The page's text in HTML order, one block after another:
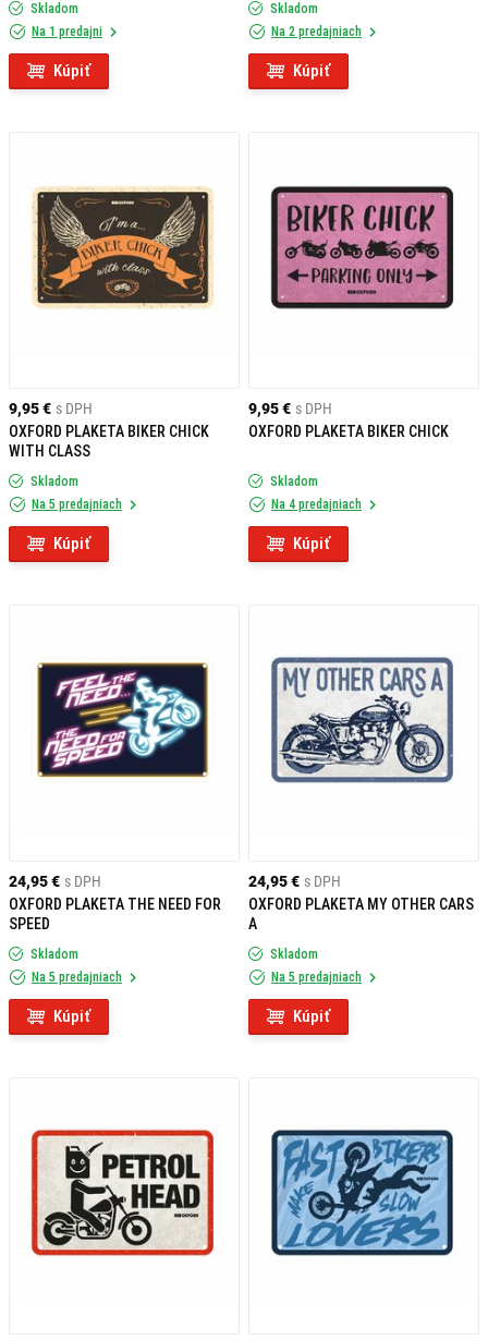
Skladom
Na 1 predajni
Kúpiť
Skladom
Na 2 predajniach
Kúpiť
9,95 € s DPH
OXFORD PLAKETA BIKER CHICK
WITH CLASS
Skladom
Na 5 predajniach
Kúpiť
9,95 € s DPH
OXFORD PLAKETA BIKER CHICK
Skladom
Na 4 predajniach
Kúpiť
24,95 € s DPH
OXFORD PLAKETA THE NEED FOR
SPEED
Skladom
Na 5 predajniach
Kúpiť
24,95 € s DPH
OXFORD PLAKETA MY OTHER CARS
A
Skladom
Na 5 predajniach
Kúpiť